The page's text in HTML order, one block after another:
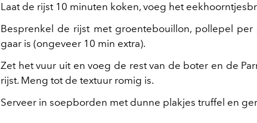
Laat de rijst 10 minuten koken, voeg het
Besprenkel de rijst met groentebouillon, pollepel per
gaar is (ongeveer 10 min extra).
Zet het vuur uit en voeg de rest van de boter en de
rijst. Meng tot de textuur romig is.
Serveer in soepborden met dunne plakjes truffel en